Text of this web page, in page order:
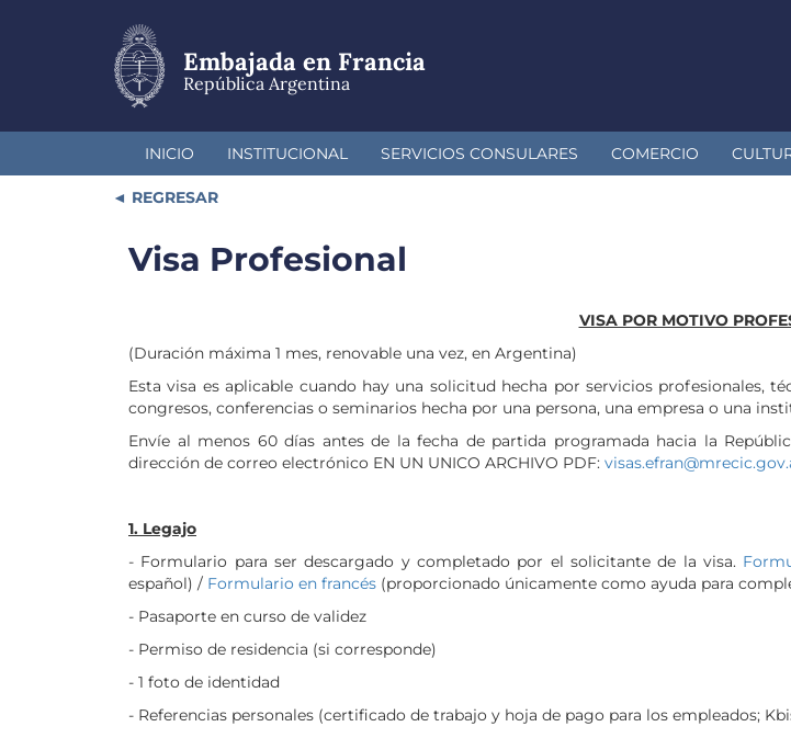
Embajada en Francia
República Argentina
INICIO INSTITUCIONAL SERVICIOS CONSULARES COMERCIO
REGRESAR
Visa Profesional
VISA POR MOTIVO
(Duración máxima 1 mes, renovable una vez, en Argentina)
Esta visa es aplicable cuando hay una solicitud hecha por servicios profesionales,
congresos, conferencias o seminarios hecha por una persona, una empresa o una
Envíe al menos 60 días antes de la fecha de partida programada hacia la
dirección de correo electrónico EN UN UNICO ARCHIVO PDF:
1. Legajo
- Formulario para ser descargado y completado por el solicitante de la visa.
español) / Formulario en francés (proporcionado únicamente como ayuda para
- Pasaporte en curso de validez
- Permiso de residencia (si corresponde)
- 1 foto de identidad
- Referencias personales (certificado de trabajo y hoja de pago para los empleados;